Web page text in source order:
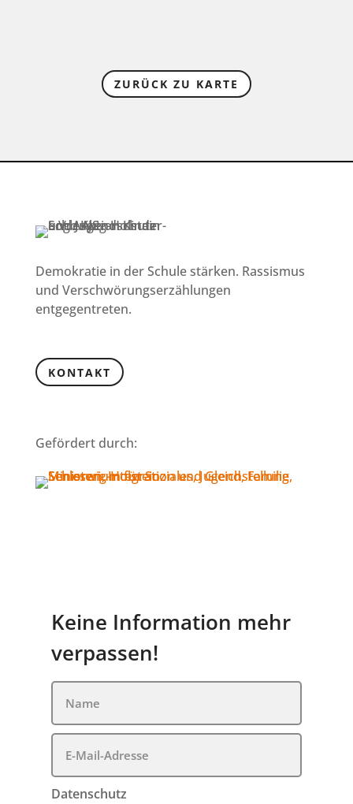
ZURÜCK ZU KARTE
Demokratie in der Schule stärken. Rassismus
und Verschwörungserzählungen
entgegentreten.
KONTAKT
Gefördert durch:
Keine Information mehr
verpassen!
Datenschutz